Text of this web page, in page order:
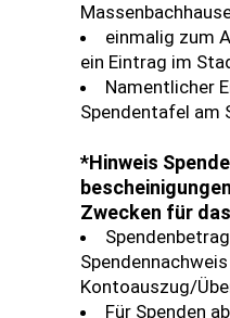
einmalig zum
ein Eintrag im
Namentlicher
Spendentafel am
*Hinweis
Zwecken für
Kontoauszug/
Für Spenden